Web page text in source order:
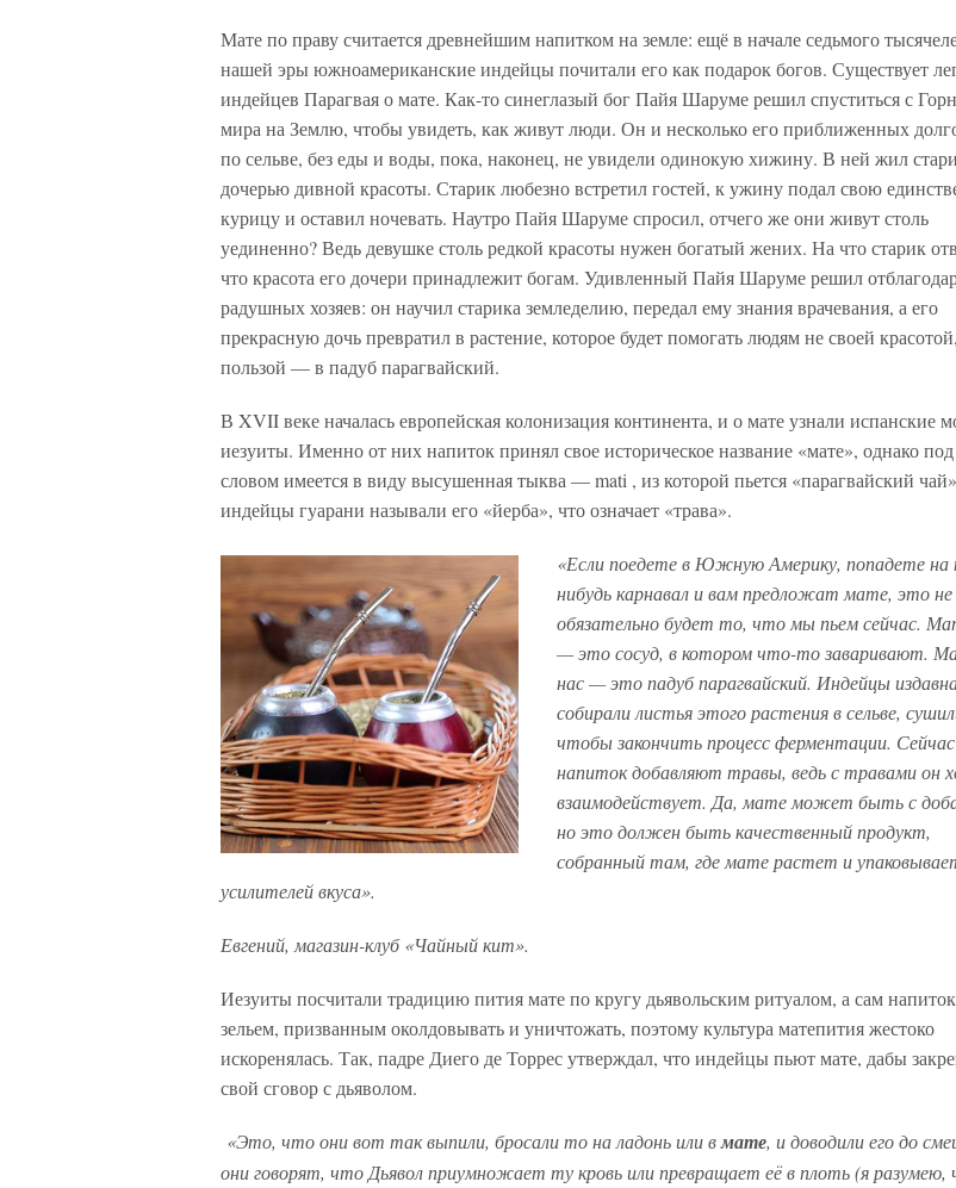
Мате по праву считается древнейшим напитком на земле: ещё в начале седьмого
нашей эры южноамериканские индейцы почитали его как подарок богов. Существует
индейцев Парагвая о мате. Как-то синеглазый бог Пайя Шаруме решил спуститься с
мира на Землю, чтобы увидеть, как живут люди. Он и несколько его приближенных
по сельве, без еды и воды, пока, наконец, не увидели одинокую хижину. В ней жил
дочерью дивной красоты. Старик любезно встретил гостей, к ужину подал свою
курицу и оставил ночевать. Наутро Пайя Шаруме спросил, отчего же они живут столь
уединенно? Ведь девушке столь редкой красоты нужен богатый жених. На что старик
что красота его дочери принадлежит богам. Удивленный Пайя Шаруме решил
радушных хозяев: он научил старика земледелию, передал ему знания врачевания, а его
прекрасную дочь превратил в растение, которое будет помогать людям не своей
пользой — в падуб парагвайский.
В XVII веке началась европейская колонизация континента, и о мате узнали испанские
иезуиты. Именно от них напиток принял свое историческое название «мате», однако
словом имеется в виду высушенная тыква — mati , из которой пьется «парагвайский
индейцы гуарани называли его «йерба», что означает «трава».
«Если поедете в Южную Америку, попадете на
нибудь карнавал и вам предложат мате, это не
обязательно будет то, что мы пьем сейчас.
— это сосуд, в котором что-то заваривают.
нас — это падуб парагвайский. Индейцы
собирали листья этого растения в сельве,
чтобы закончить процесс ферментации.
напиток добавляют травы, ведь с травами он
взаимодействует. Да, мате может быть с
но это должен быть качественный продукт,
собранный там, где мате растет и
усилителей вкуса».
Евгений, магазин-клуб «Чайный кит».
Иезуиты посчитали традицию пития мате по кругу дьявольским ритуалом, а сам
зельем, призванным околдовывать и уничтожать, поэтому культура матепития жестоко
искоренялась. Так, падре Диего де Торрес утверждал, что индейцы пьют мате, дабы
свой сговор с дьяволом.
«Это, что они вот так выпили, бросали то на ладонь или вмате, и доводили его до
они говорят, что Дьявол приумножает ту кровь или превращает её в плоть (я разумею,